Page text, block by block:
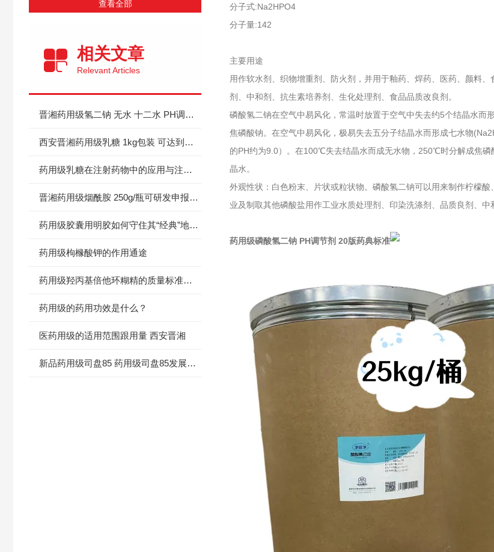
查看全部
相关文章
Relevant Articles
晋湘药用级氢二钠 无水 十二水 PH调节剂
西安晋湘药用级乳糖 1kg包装 可达到注射用标准
药用级乳糖在注射药物中的应用与注意事项
晋湘药用级烟酰胺 250g/瓶可研发申报使用提供资质
药用级胶囊用明胶如何守住其“经典”地位？
药用级枸橼酸钾的作用通途
药用级羟丙基倍他环糊精的质量标准使用方法
药用级的药用功效是什么？
医药用级的适用范围跟用量 西安晋湘
新品药用级司盘85 药用级司盘85发展行情
分子式:Na2HPO4
分子量:142
主要用途
用作软水剂、织物增重剂、防火剂，并用于釉药、焊药、医药、颜料
剂、中和剂、抗生素培养剂、生化处理剂、食品品质改良剂。
磷酸氢二钠在空气中易风化，常温时放置于空气中失去约5个结晶水
焦磷酸钠。在空气中易风化，极易失去五分子结晶水而形成七水物
的PH约为9.0）。在100℃失去结晶水而成无水物，250℃时分解成焦
晶水。
外观性状：白色粉末、片状或粒状物。磷酸氢二钠可以用来制作柠檬
业及制取其他磷酸盐用作工业水质处理剂、印染洗涤剂、品质良剂、
药用级磷酸氢二钠 PH调节剂 20版药典标准